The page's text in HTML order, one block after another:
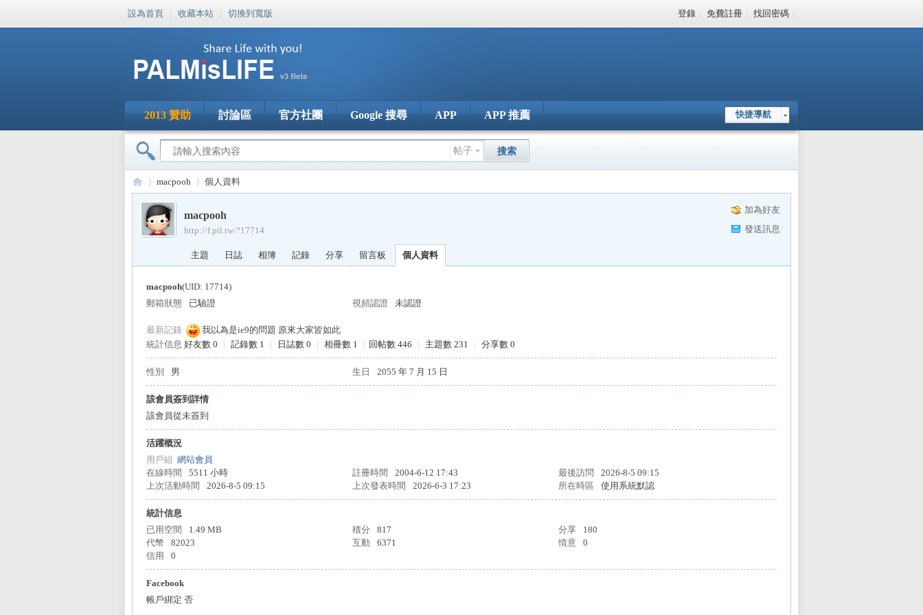
設為首頁 | 收藏本站 | 切換到寬版 登錄 | 免費註冊 | 找回密碼 |
快捷導航
2013 贊助 討論區 官方社團 Google 搜尋 APP APP 推薦
帖子 搜索
PA›
macpooh 個人資料
加為好友
發送訊息
macpooh
http://f.pil.tw/?17714
主題 日誌 相簿 記錄 分享 留言板 個人資料
macpooh(UID: 17714)
郵箱狀態
已驗證 視頻認證 未認證
最新記錄
我以為是ie9的問題 原來大家皆如此
統計信息 好友數 0 | 記錄數 1 | 日誌數 0 | 相冊數 1 | 回帖數 446 | 主題數 231 | 分享數 0
性別 男 生日 2055 年 7 月 15 日
該會員簽到詳情
該會員從未簽到
活躍概況
用戶組 網站會員
在線時間
5511 小時 註冊時間 2004-6-12 17:43 最後訪問
2026-8-5 09:15
上次活動時間
2026-8-5 09:15 上次發表時間 2026-6-3 17:23 所在時區 使用系統默認
統計信息
已用空間
1.49 MB 積分 817 分享
180
代幣
82023 互動 6371 情意
0
信用
0
Facebook
帳戶綁定 否